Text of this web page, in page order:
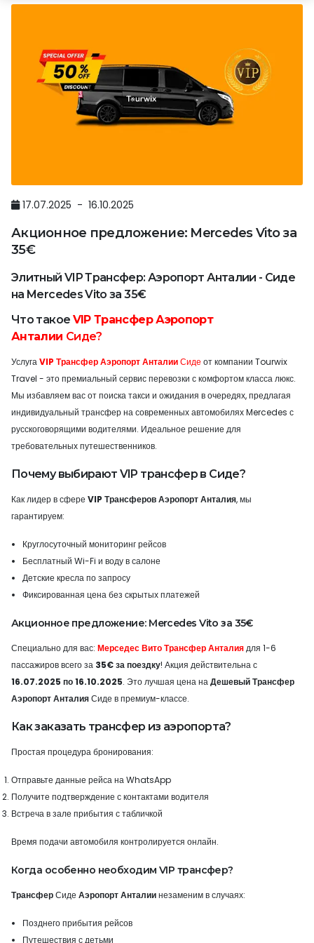
17.07.2025 - 16.10.2025
Акционное предложение: Mercedes Vito за
35€
Элитный VIP Трансфер: Аэропорт Анталии - Сиде
на Mercedes Vito за 35€
Что такое VIP Трансфер Аэропорт
Анталии Сиде?
УслугаVIP Трансфер Аэропорт АнталииСиде от компании Tourwix
Travel - это премиальный сервис перевозки с комфортом класса люкс.
Мы избавляем вас от поиска такси и ожидания в очередях, предлагая
индивидуальный трансфер на современных автомобилях Mercedes с
русскоговорящими водителями. Идеальное решение для
требовательных путешественников.
Почему выбирают VIP трансфер в Сиде?
Как лидер в сфере VIP Трансферов Аэропорт Анталия, мы
гарантируем:
Круглосуточный мониторинг рейсов
Бесплатный Wi-Fi и воду в салоне
Детские кресла по запросу
Фиксированная цена без скрытых платежей
Акционное предложение: Mercedes Vito за 35€
Специально для вас: Мерседес Вито Трансфер Анталиядля 1-6
пассажиров всего за 35€ за поездку! Акция действительна с
16.07.2025 по 16.10.2025. Это лучшая цена наДешевый Трансфер
Аэропорт АнталияСиде в премиум-классе.
Как заказать трансфер из аэропорта?
Простая процедура бронирования:
Отправьте данные рейса на WhatsApp
Получите подтверждение с контактами водителя
Встреча в зале прибытия с табличкой
Время подачи автомобиля контролируется онлайн.
Когда особенно необходим VIP трансфер?
ТрансферСиде Аэропорт Анталиинезаменим в случаях:
Позднего прибытия рейсов
Путешествия с детьми